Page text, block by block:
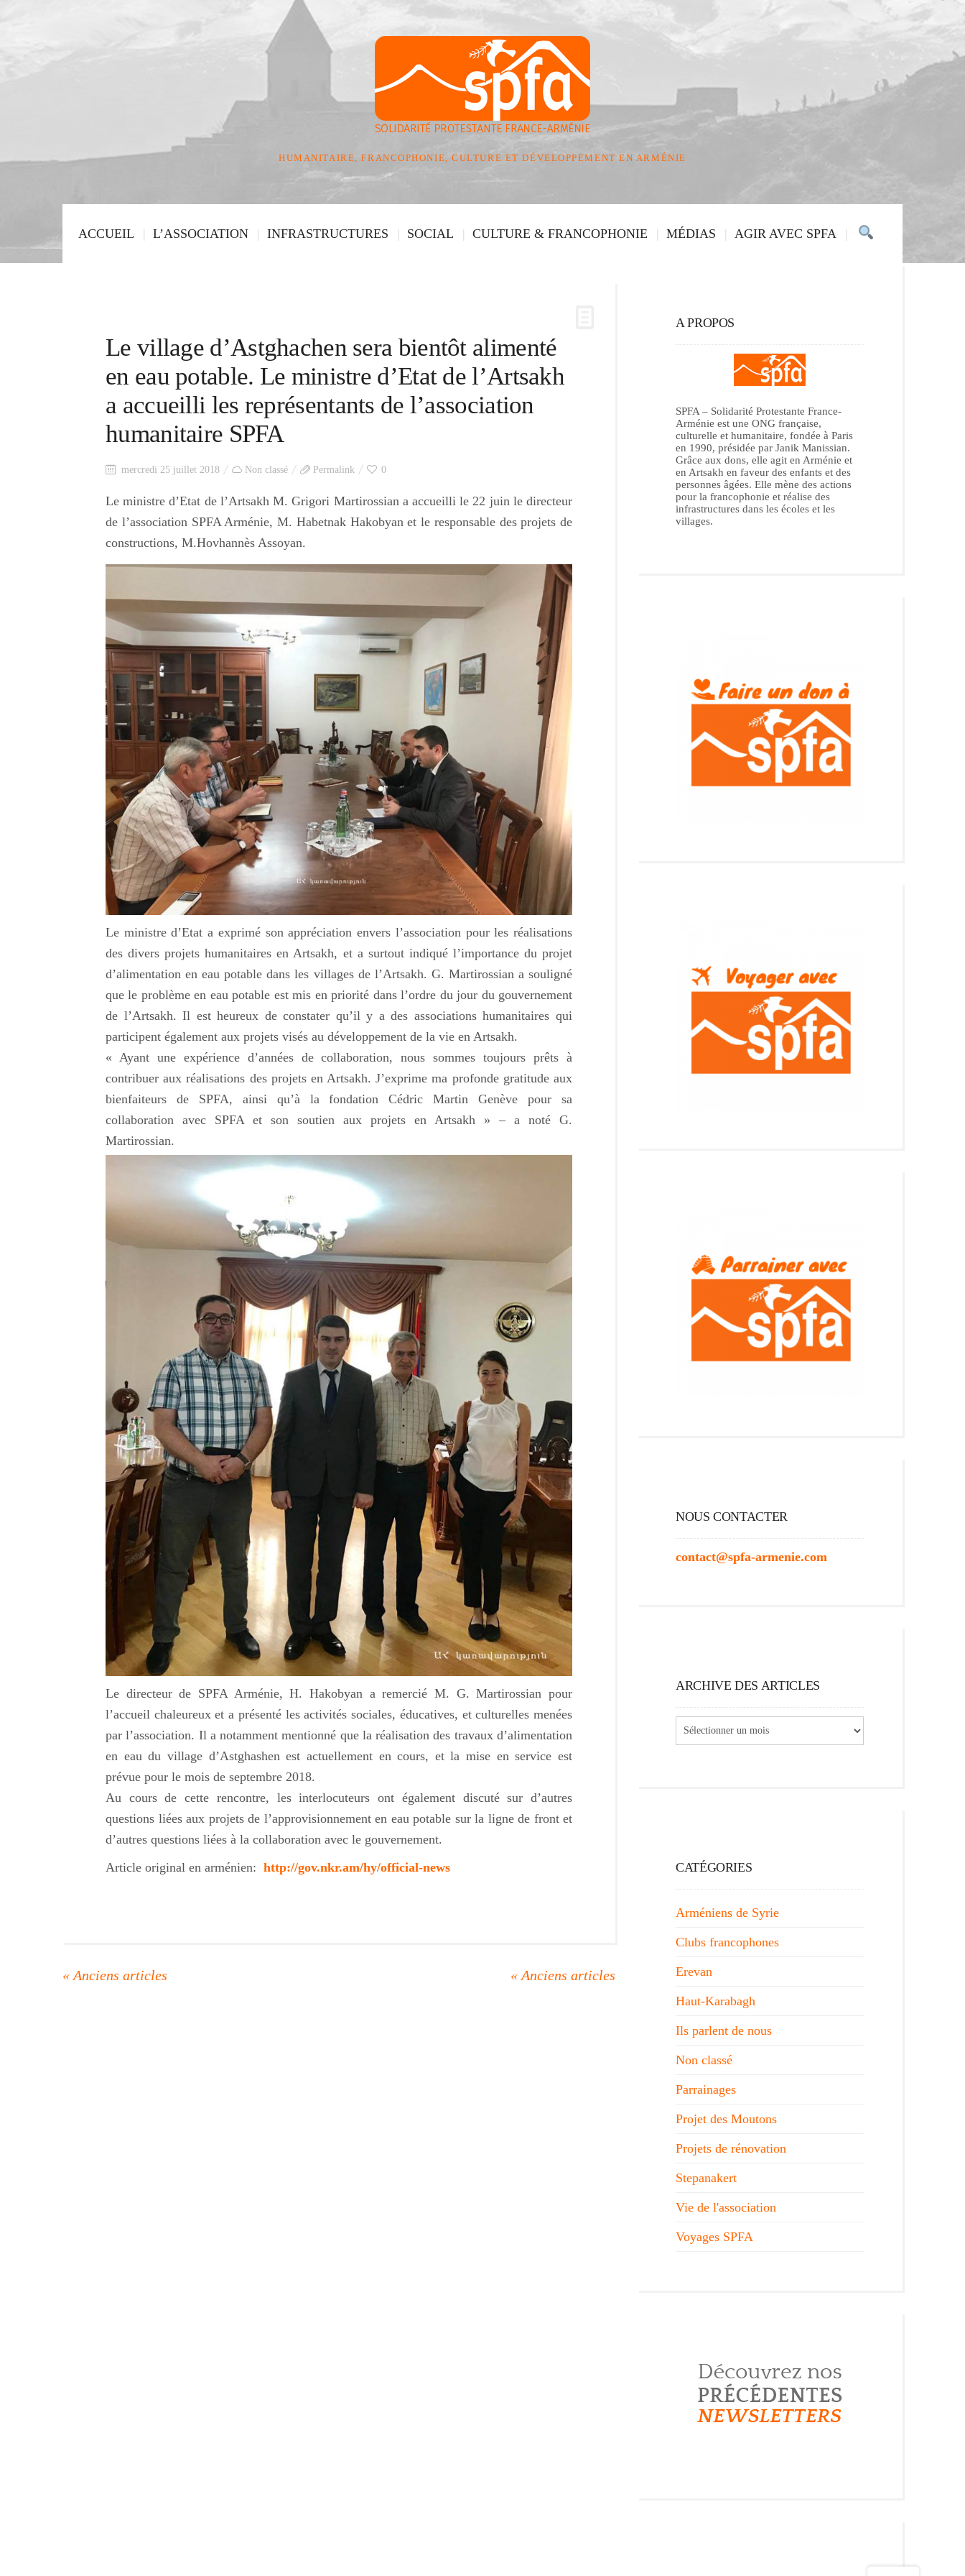
HUMANITAIRE, FRANCOPHONIE, CULTURE ET DÉVELOPPEMENT EN ARMÉNIE
ACCUEIL L’ASSOCIATION INFRASTRUCTURES SOCIAL CULTURE & FRANCOPHONIE MÉDIAS AGIR AVEC SPFA
Le village d’Astghachen sera bientôt alimenté
en eau potable. Le ministre d’Etat de l’Artsakh
a accueilli les représentants de l’association
humanitaire SPFA
mercredi 25 juillet 2018 Non classé Permalink 0
Le ministre d’Etat de l’Artsakh M. Grigori Martirossian a accueilli le 22 juin le directeur
de l’association SPFA Arménie, M. Habetnak Hakobyan et le responsable des projets de
constructions, M.Hovhannès Assoyan.
Le ministre d’Etat a exprimé son appréciation envers l’association pour les réalisations
des divers projets humanitaires en Artsakh, et a surtout indiqué l’importance du projet
d’alimentation en eau potable dans les villages de l’Artsakh. G. Martirossian a souligné
que le problème en eau potable est mis en priorité dans l’ordre du jour du gouvernement
de l’Artsakh. Il est heureux de constater qu’il y a des associations humanitaires qui
participent également aux projets visés au développement de la vie en Artsakh.
« Ayant une expérience d’années de collaboration, nous sommes toujours prêts à
contribuer aux réalisations des projets en Artsakh. J’exprime ma profonde gratitude aux
bienfaiteurs de SPFA, ainsi qu’à la fondation Cédric Martin Genève pour sa
collaboration avec SPFA et son soutien aux projets en Artsakh » – a noté G.
Martirossian.
Le directeur de SPFA Arménie, H. Hakobyan a remercié M. G. Martirossian pour
l’accueil chaleureux et a présenté les activités sociales, éducatives, et culturelles menées
par l’association. Il a notamment mentionné que la réalisation des travaux d’alimentation
en eau du village d’Astghashen est actuellement en cours, et la mise en service est
prévue pour le mois de septembre 2018.
Au cours de cette rencontre, les interlocuteurs ont également discuté sur d’autres
questions liées aux projets de l’approvisionnement en eau potable sur la ligne de front et
d’autres questions liées à la collaboration avec le gouvernement.
Article original en arménien: http://gov.nkr.am/hy/official-news
A PROPOS
SPFA – Solidarité Protestante France-
Arménie est une ONG française,
culturelle et humanitaire, fondée à Paris
en 1990, présidée par Janik Manissian.
Grâce aux dons, elle agit en Arménie et
en Artsakh en faveur des enfants et des
personnes âgées. Elle mène des actions
pour la francophonie et réalise des
infrastructures dans les écoles et les
villages.
NOUS CONTACTER
contact@spfa-armenie.com
ARCHIVE DES ARTICLES
des
CATÉGORIES
Arméniens de Syrie
Clubs francophones
Erevan
Haut-Karabagh
Ils parlent de nous
Non classé
Parrainages
Projet des Moutons
Projets de rénovation
Stepanakert
Vie de l'association
Voyages SPFA